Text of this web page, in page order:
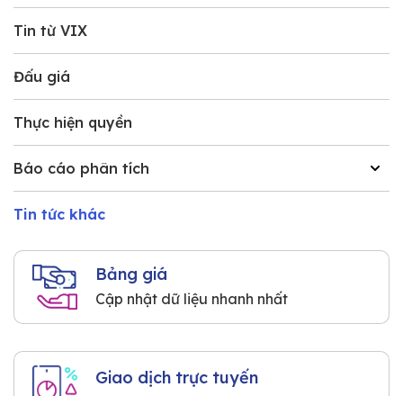
Tin từ VIX
Đấu giá
Thực hiện quyền
Báo cáo phân tích
Tin tức khác
Bảng giá
Cập nhật dữ liệu nhanh nhất
Giao dịch trực tuyến